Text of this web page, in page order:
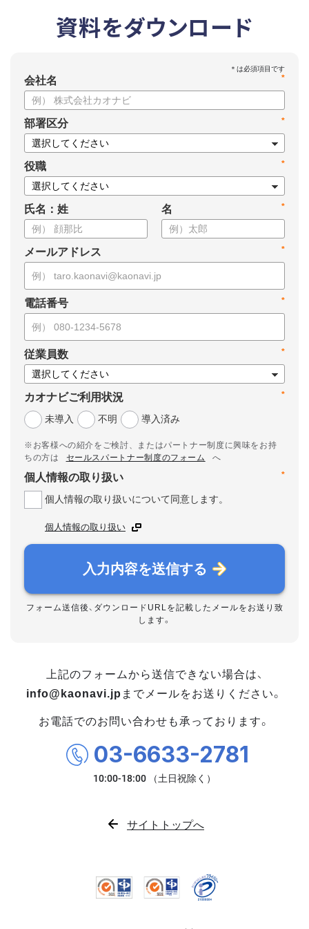
資料をダウンロード
*
会社名
*
部署区分
*
役職
氏名：姓 *
名
*
メールアドレス
*
電話番号
*
従業員数
*
カオナビご利用状況
未導入
不明 導入済み
※お客様への紹介をご検討、またはパートナー制度に興味をお持
ちの方は
セールスパートナー制度のフォーム
へ
*
個人情報の取り扱い
個人情報の取り扱いについて同意します。
個人情報の取り扱い
入力内容を送信する
フォーム送信後、ダウンロードURLを記載したメールをお送り致
します。
上記のフォームから送信できない場合は、
info@kaonavi.jp までメールをお送りください。
お電話でのお問い合わせも承っております。
03-6633-2781
サイトトップへ